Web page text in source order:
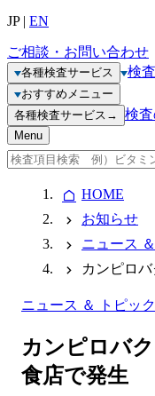
JP| EN
ご相談・お問い合わせ
各種検査サービス 検
おすすめメニュー
各種検査サービス → 検
Menu
HOME
お知らせ
ニュース
カンピロ
ニュース ＆ トピッ
カンピロバ
食店で発生